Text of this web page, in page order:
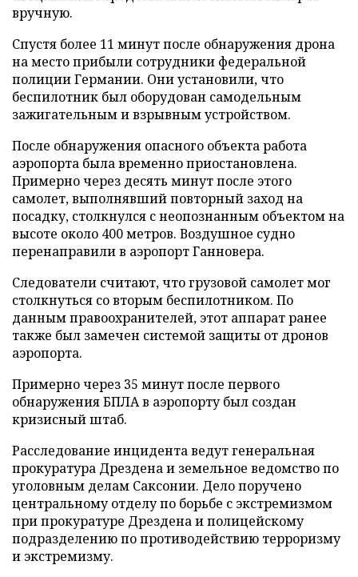
вручную.
Спустя более 11 минут после обнаружения дрона
на место прибыли сотрудники федеральной
полиции Германии. Они установили, что
беспилотник был оборудован самодельным
зажигательным и взрывным устройством.
После обнаружения опасного объекта работа
аэропорта была временно приостановлена.
Примерно через десять минут после этого
самолет, выполнявший повторный заход на
посадку, столкнулся с неопознанным объектом на
высоте около 400 метров. Воздушное судно
перенаправили в аэропорт Ганновера.
Следователи считают, что грузовой самолет мог
столкнуться со вторым беспилотником. По
данным правоохранителей, этот аппарат ранее
также был замечен системой защиты от дронов
аэропорта.
Примерно через 35 минут после первого
обнаружения БПЛА в аэропорту был создан
кризисный штаб.
Расследование инцидента ведут генеральная
прокуратура Дрездена и земельное ведомство по
уголовным делам Саксонии. Дело поручено
центральному отделу по борьбе с экстремизмом
при прокуратуре Дрездена и полицейскому
подразделению по противодействию терроризму
и экстремизму.